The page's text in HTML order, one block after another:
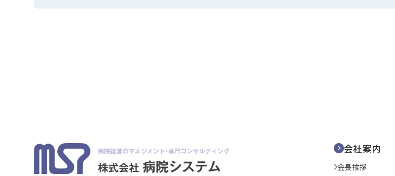
会社案内
会長挨拶